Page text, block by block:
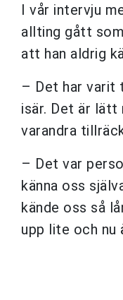
I vår intervju
allting gått
att han aldrig
– Det har varit
isär. Det är
varandra
– Det var
känna oss
kände oss så
upp lite och nu